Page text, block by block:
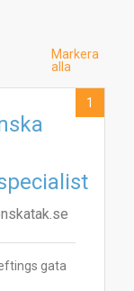
Markera
alla
gata
1